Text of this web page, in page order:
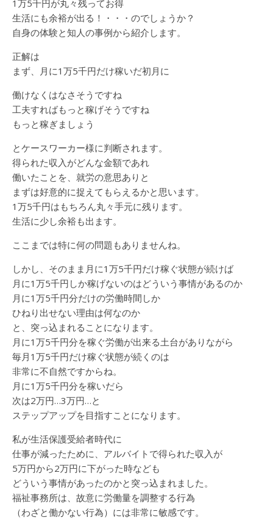
1万5千円が丸々残ってお得
生活にも余裕が出る！・・・のでしょうか？
自身の体験と知人の事例から紹介します。
正解は
まず、月に1万5千円だけ稼いだ初月に
働けなくはなさそうですね
工夫すればもっと稼げそうですね
もっと稼ぎましょう
とケースワーカー様に判断されます。
得られた収入がどんな金額であれ
働いたことを、就労の意思ありと
まずは好意的に捉えてもらえるかと思います。
1万5千円はもちろん丸々手元に残ります。
生活に少し余裕も出ます。
ここまでは特に何の問題もありませんね。
しかし、そのまま月に1万5千円だけ稼ぐ状態が続けば
月に1万5千円しか稼げないのはどういう事情があるのか
月に1万5千円分だけの労働時間しか
ひねり出せない理由は何なのか
と、突っ込まれることになります。
月に1万5千円分を稼ぐ労働が出来る土台がありながら
毎月1万5千円だけ稼ぐ状態が続くのは
非常に不自然ですからね。
月に1万5千円分を稼いだら
次は2万円…3万円…と
ステップアップを目指すことになります。
私が生活保護受給者時代に
仕事が減ったために、アルバイトで得られた収入が
5万円から2万円に下がった時なども
どういう事情があったのかと突っ込まれました。
福祉事務所は、故意に労働量を調整する行為
（わざと働かない行為）には非常に敏感です。